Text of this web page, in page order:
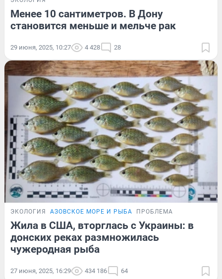
Менее 10 сантиметров. В Дону
становится меньше и мельче рак
29 июня, 2025, 10:27 4 428 28
ЭКОЛОГИЯ АЗОВСКОЕ МОРЕ И РЫБА ПРОБЛЕМА
Жила в США, вторглась с Украины: в
донских реках размножилась
чужеродная рыба
27 июня, 2025, 16:29 434 186 64